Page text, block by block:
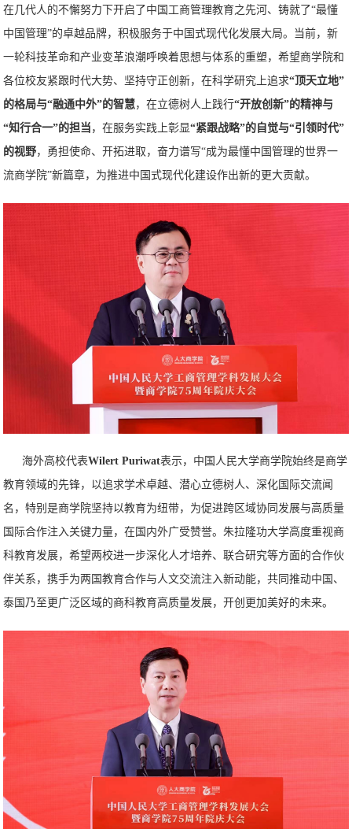
在几代人的不懈努力下开启了中国工商管理教育之先河、铸就了“最懂
中国管理”的卓越品牌，积极服务于中国式现代化发展大局。当前，新
一轮科技革命和产业变革浪潮呼唤着思想与体系的重塑，希望商学院和
各位校友紧跟时代大势、坚持守正创新，在科学研究上追求“顶天立地”
的格局与“融通中外”的智慧，在立德树人上践行“开放创新”的精神与
“知行合一”的担当 ，在服务实践上彰显“紧跟战略”的自觉与“引领时代”
的视野，勇担使命、开拓进取，奋力谱写“成为最懂中国管理的世界一
流商学院”新篇章，为推进中国式现代化建设作出新的更大贡献。
海外高校代表Wilert Puriwat表示，中国人民大学商学院始终是商学
教育领域的先锋，以追求学术卓越、潜心立德树人、深化国际交流闻
名，特别是商学院坚持以教育为纽带，为促进跨区域协同发展与高质量
国际合作注入关键力量，在国内外广受赞誉。朱拉隆功大学高度重视商
科教育发展，希望两校进一步深化人才培养、联合研究等方面的合作伙
伴关系，携手为两国教育合作与人文交流注入新动能，共同推动中国、
泰国乃至更广泛区域的商科教育高质量发展，开创更加美好的未来。